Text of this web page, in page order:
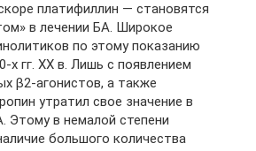
платифиллин — становятся
в лечении БА. Широкое
по этому показанию
гг. XX в. Лишь с появлением
β2-агонистов, а также
утратил свое значение в
Этому в немалой степени
большого количества